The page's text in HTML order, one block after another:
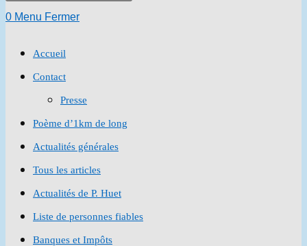
0 Menu Fermer
Accueil
Contact
Presse
Poème d’1km de long
Actualités générales
Tous les articles
Actualités de P. Huet
Liste de personnes fiables
Banques et Impôts